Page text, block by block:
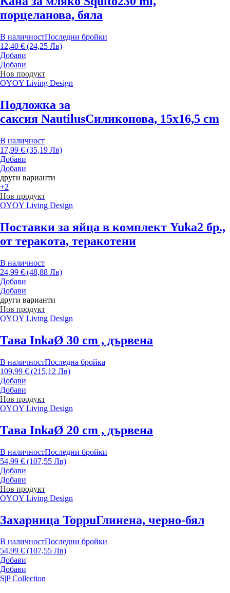
порцеланова, бяла
В наличностПоследни бройки
12,40 € (24,25 Лв)
Добави
Добави
Нов продукт
OYOY Living Design
Подложка за
саксия NautilusСиликонова, 15x16,5 cm
В наличност
17,99 € (35,19 Лв)
Добави
Добави
други варианти
+2
Нов продукт
OYOY Living Design
Поставки за яйца в комплект Yuka2 бр.,
от теракота, теракотени
В наличност
24,99 € (48,88 Лв)
Добави
Добави
други варианти
Нов продукт
OYOY Living Design
Тава InkaØ 30 cm , дървена
В наличностПоследна бройка
109,99 € (215,12 Лв)
Добави
Добави
Нов продукт
OYOY Living Design
Тава InkaØ 20 cm , дървена
В наличностПоследни бройки
54,99 € (107,55 Лв)
Добави
Добави
Нов продукт
OYOY Living Design
Захарница ToppuГлинена, черно-бял
В наличностПоследни бройки
54,99 € (107,55 Лв)
Добави
Добави
S|P Collection